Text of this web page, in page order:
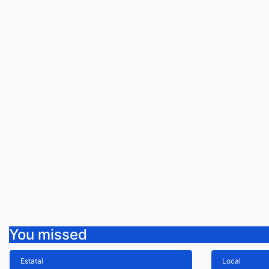
You missed
Estatal Local